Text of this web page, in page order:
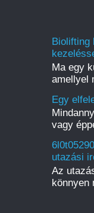
Biolifting
Ma egy
amellyel
Egy
vagy
utazási
Az
könnyen